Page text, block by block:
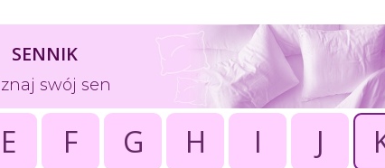
SENNIK
swój sen
E F G H I J